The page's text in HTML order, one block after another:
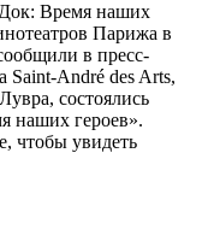
Время наших
Парижа в
в пресс-
Saint-André des Arts,
состоялись
наших героев».
чтобы увидеть